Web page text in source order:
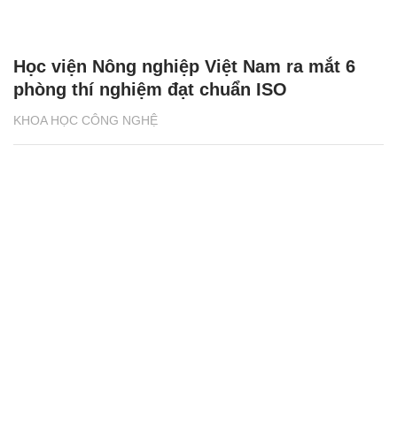
KHOA HỌC CÔNG NGHỆ
Học viện Nông nghiệp Việt Nam ra mắt 6
phòng thí nghiệm đạt chuẩn ISO